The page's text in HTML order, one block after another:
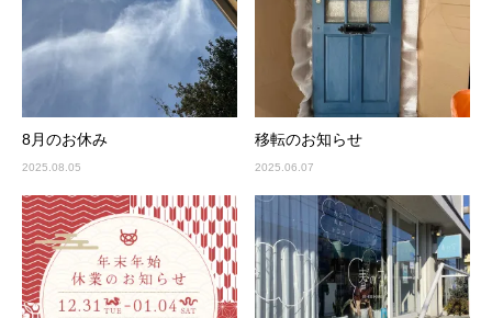
8月のお休み
2025.08.05
移転のお知らせ
2025.06.07